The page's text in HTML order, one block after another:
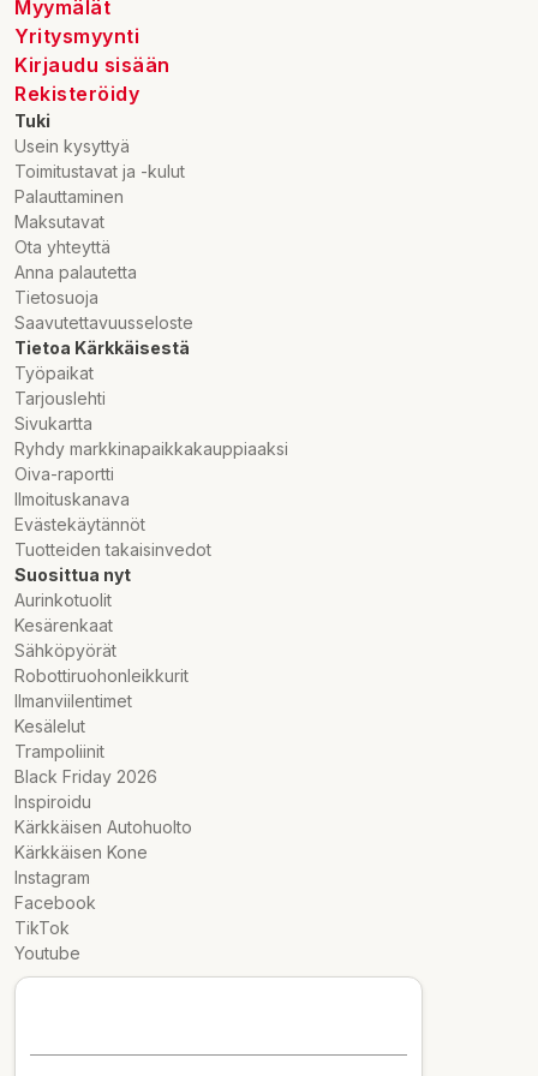
GEORGES MONIN SAS
3 Rue Georges Monin BP 25,18001 Bourges Cedex, France
Myymälät
Yritysmyynti
Kirjaudu sisään
Rekisteröidy
Tuki
Usein kysyttyä
Toimitustavat ja -kulut
Palauttaminen
Maksutavat
Ota yhteyttä
Anna palautetta
Tietosuoja
Saavutettavuusseloste
Tietoa Kärkkäisestä
Työpaikat
Tarjouslehti
Sivukartta
Ryhdy markkinapaikkakauppiaaksi
Oiva-raportti
Ilmoituskanava
Evästekäytännöt
Tuotteiden takaisinvedot
Suosittua nyt
Aurinkotuolit
Kesärenkaat
Sähköpyörät
Robottiruohonleikkurit
Ilmanviilentimet
Kesälelut
Trampoliinit
Black Friday 2026
Inspiroidu
Kärkkäisen Autohuolto
Kärkkäisen Kone
Instagram
Facebook
TikTok
Youtube